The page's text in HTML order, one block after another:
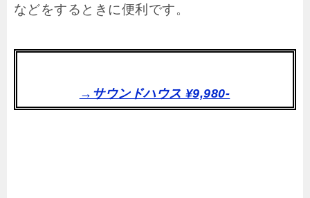
などをするときに便利です。
→サウンドハウス ¥9,980-